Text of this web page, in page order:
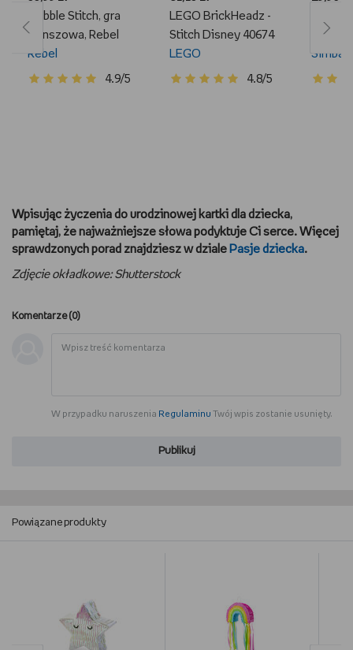
Dobble Stitch, gra
planszowa, Rebel
Rebel
4.9/5
LEGO BrickHeadz -
Stitch Disney 40674
LEGO
4.8/5
Stitch,
Simba
Wpisując życzenia do urodzinowej kartki dla dziecka,
pamiętaj, że najważniejsze słowa podyktuje Ci serce. Więcej
sprawdzonych porad znajdziesz w dziale Pasje dziecka.
Zdjęcie okładkowe: Shutterstock
Komentarze (0)
W przypadku naruszenia Regulaminu Twój wpis zostanie usunięty.
Publikuj
Powiązane produkty